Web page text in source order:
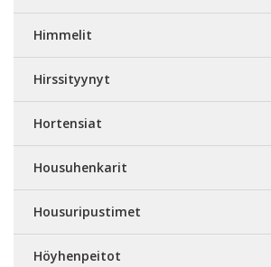
Himmelit
Hirssityynyt
Hortensiat
Housuhenkarit
Housuripustimet
Höyhenpeitot